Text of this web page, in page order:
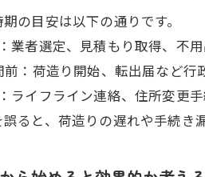
の目安は以下の通りです。
業者選定、見積もり取得、不
前：荷造り開始、転出届など行
ライフライン連絡、住所変更
ると、荷造りの遅れや手続き